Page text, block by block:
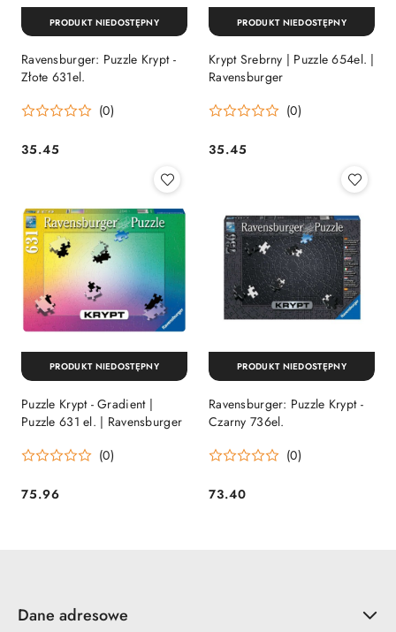
Ravensburger: Puzzle Krypt -
Złote 631el.
(0)
Cena:
35.45
PRODUKT NIEDOSTĘPNY
Krypt Srebrny | Puzzle 654el. |
Ravensburger
(0)
Cena:
35.45
PRODUKT NIEDOSTĘPNY
Puzzle Krypt - Gradient |
Puzzle 631 el. | Ravensburger
(0)
Cena:
75.96
PRODUKT NIEDOSTĘPNY
Ravensburger: Puzzle Krypt -
Czarny 736el.
(0)
Cena:
73.40
PRODUKT NIEDOSTĘPNY
Dane adresowe